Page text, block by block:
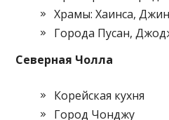
Храмы: Хаинса,
Города Пусан,
Северная Чолла
Корейская кухня
Город Чонджу